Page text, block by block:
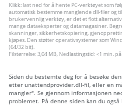
Klikk: last ned for å hente PC-verktøyet som
automatisk bestemme manglende dll-filer og
brukervennlig verktøy, er det et flott
mange dataeksperter og datamagasiner.
skanninger, sikkerhetskopiering,
kjøpes. Den støtter operativsystemer som
(64/32 bit).
Filstørrelse: 3,04 MB, Nedlastingstid: <1 min.
Siden du bestemte deg for å besøke
etter unattendprovider.dll-fil, eller en
mangler". Se gjennom informasjonen
problemet. På denne siden kan du